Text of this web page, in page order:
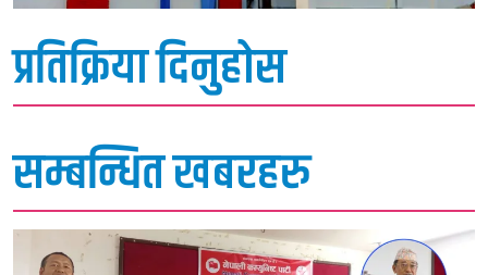
प्रतिक्रिया दिनुहोस
सम्बन्धित खबरहरु